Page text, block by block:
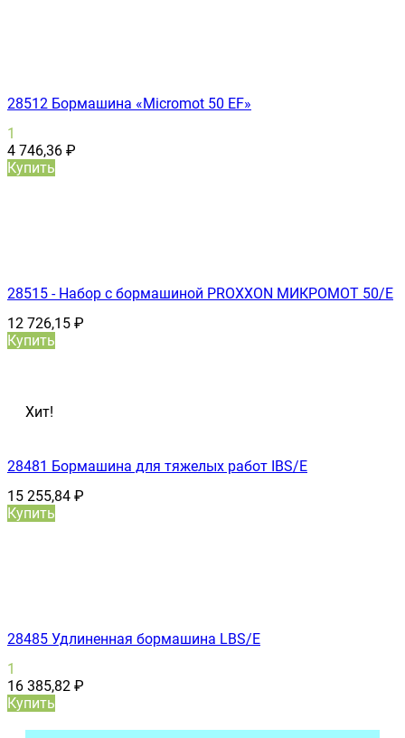
28512 Бормашина «Micromot 50 ЕF»
1
4 746,36 ₽
Купить
28515 - Набор с бормашиной PROXXON МИКРОМОТ 50/Е
12 726,15 ₽
Купить
Хит!
28481 Бормашина для тяжелых работ IBS/E
15 255,84 ₽
Купить
28485 Удлиненная бормашина LBS/E
1
16 385,82 ₽
Купить